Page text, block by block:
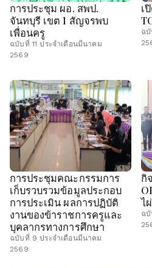
การประชุม ผอ. สพป.
จันทบุรี เขต 1 สัญจรพบ
เพื่อนครู
ฉบับที่ 11 ประจำเดือนมีนาคม
2569
เ
ฉบั
การประชุมคณะกรรมการ
เก็บรวบรวมข้อมูลประกอบ
การประเมิน ผลการปฏิบัติ
งานของข้าราชการครูและ
บุคลากรทางการศึกษา
ฉบับที่ 9 ประจำเดือนมีนาคม
2569
กิ
ไ
ฉ